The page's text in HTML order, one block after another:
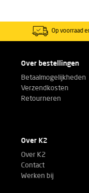
Op voorraad
Over bestellingen
Betaalmogelijkheden
Verzendkosten
Retourneren
Over K2
Over K2
Contact
Werken bij